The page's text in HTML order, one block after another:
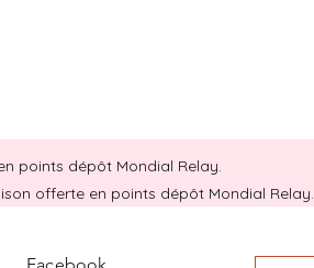
points dépôt Mondial Relay.
offerte en points dépôt Mondial Relay.